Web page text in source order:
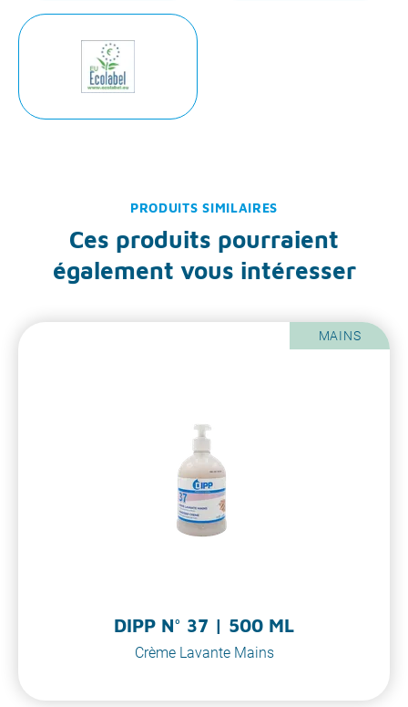
PRODUITS SIMILAIRES
Ces produits pourraient
également vous intéresser
MAINS
DIPP N° 37 | 500 ML
Crème Lavante Mains